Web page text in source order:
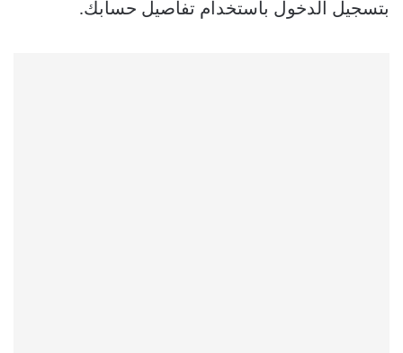
بتسجيل الدخول باستخدام تفاصيل حسابك.